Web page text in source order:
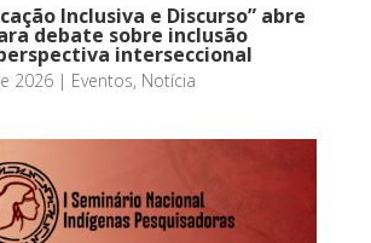
Inclusiva e Discurso” abre
debate sobre inclusão
interseccional
2026| Eventos, Notícia